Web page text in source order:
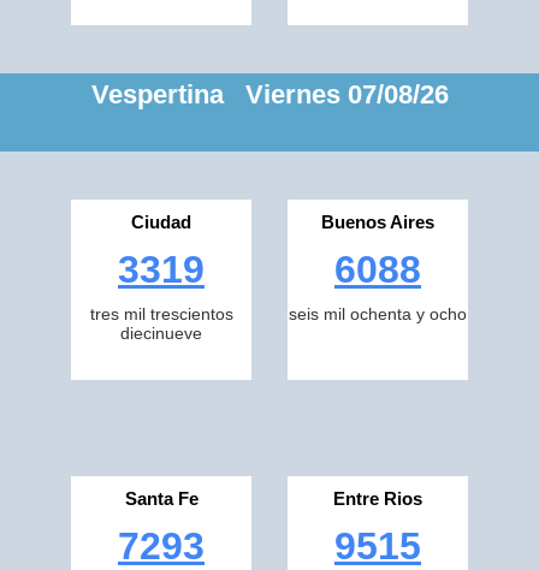
Vespertina Viernes 07/08/26
Ciudad
3319
tres mil trescientos
diecinueve
Buenos Aires
6088
seis mil ochenta y ocho
Santa Fe
7293
Entre Rios
9515